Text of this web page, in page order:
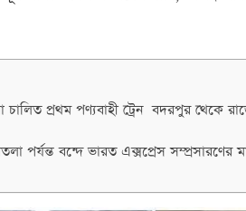
প্রথম পণ্যবাহী ট্রেন বদরপুর থেকে
পর্যন্ত বন্দে ভারত এক্সপ্রেস